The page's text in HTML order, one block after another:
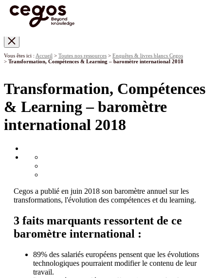
Vous êtes ici : Accueil > Toutes nos ressources > Enquêtes & livres blancs Cegos
> Transformation, Compétences & Learning – baromètre international 2018
Transformation, Compétences
& Learning – baromètre
international 2018
Cegos a publié en juin 2018 son baromètre annuel sur les
transformations, l'évolution des compétences et du learning.
3 faits marquants ressortent de ce
baromètre international :
89% des salariés européens pensent que les évolutions
technologiques pourraient modifier le contenu de leur
travail.